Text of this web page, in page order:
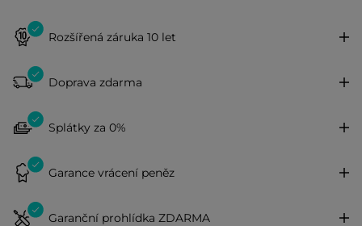
Rozšířená záruka 10 let
Doprava zdarma
Splátky za 0%
Garance vrácení peněz
Garanční prohlídka ZDARMA